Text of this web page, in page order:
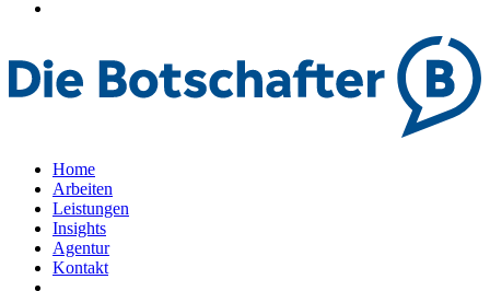
Home
Arbeiten
Leistungen
Insights
Agentur
Kontakt